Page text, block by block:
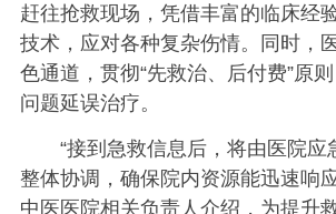
赶往抢救现场，凭借丰富的临床经
技术，应对各种复杂伤情。同时，
色通道，贯彻“先救治、后付费”原
问题延误治疗。
“接到急救信息后，将由医院应
整体协调，确保院内资源能迅速响
中医医院相关负责人介绍，为提升